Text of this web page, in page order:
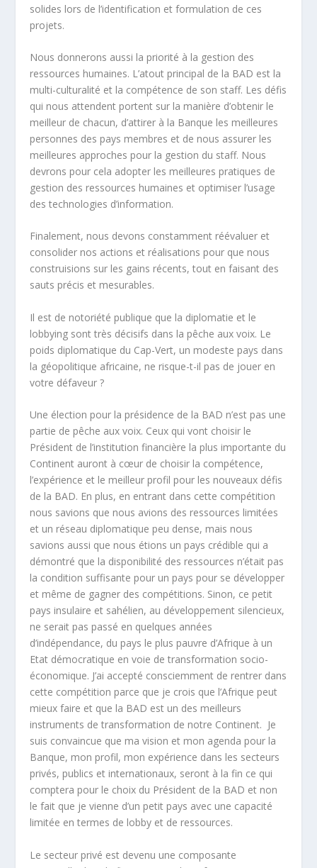
solides lors de l’identification et formulation de ces
projets.
Nous donnerons aussi la priorité à la gestion des
ressources humaines. L’atout principal de la BAD est la
multi-culturalité et la compétence de son staff. Les défis
qui nous attendent portent sur la manière d’obtenir le
meilleur de chacun, d’attirer à la Banque les meilleures
personnes des pays membres et de nous assurer les
meilleures approches pour la gestion du staff. Nous
devrons pour cela adopter les meilleures pratiques de
gestion des ressources humaines et optimiser l’usage
des technologies d’information.
Finalement, nous devons constamment réévaluer et
consolider nos actions et réalisations pour que nous
construisions sur les gains récents, tout en faisant des
sauts précis et mesurables.
Il est de notoriété publique que la diplomatie et le
lobbying sont très décisifs dans la pêche aux voix. Le
poids diplomatique du Cap-Vert, un modeste pays dans
la géopolitique africaine, ne risque-t-il pas de jouer en
votre défaveur ?
Une élection pour la présidence de la BAD n’est pas une
partie de pêche aux voix. Ceux qui vont choisir le
Président de l’institution financière la plus importante du
Continent auront à cœur de choisir la compétence,
l’expérience et le meilleur profil pour les nouveaux défis
de la BAD. En plus, en entrant dans cette compétition
nous savions que nous avions des ressources limitées
et un réseau diplomatique peu dense, mais nous
savions aussi que nous étions un pays crédible qui a
démontré que la disponibilité des ressources n’était pas
la condition suffisante pour un pays pour se développer
et même de gagner des compétitions. Sinon, ce petit
pays insulaire et sahélien, au développement silencieux,
ne serait pas passé en quelques années
d’indépendance, du pays le plus pauvre d’Afrique à un
Etat démocratique en voie de transformation socio-
économique. J’ai accepté consciemment de rentrer dans
cette compétition parce que je crois que l’Afrique peut
mieux faire et que la BAD est un des meilleurs
instruments de transformation de notre Continent. Je
suis convaincue que ma vision et mon agenda pour la
Banque, mon profil, mon expérience dans les secteurs
privés, publics et internationaux, seront à la fin ce qui
comptera pour le choix du Président de la BAD et non
le fait que je vienne d’un petit pays avec une capacité
limitée en termes de lobby et de ressources.
Le secteur privé est devenu une composante